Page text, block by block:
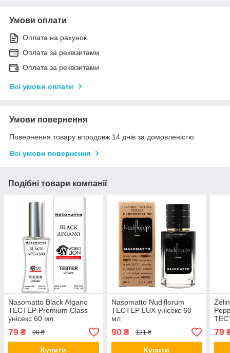
Умови оплати
Оплата на рахунок
Оплата за реквізитами
Оплата за реквізитами
Всі умови оплати
Умови повернення
Повернення товару впродовж 14 днів за домовленістю
Всі умови повернення
Подібні товари компанії
Nasomatto Black Afgano
TECТЕР Premium Class
унісекс 60 мл
79 ₴ 98 ₴
Купити
Nasomatto Nudiflorum
ТЕСТЕР LUX унісекс 60
мл
90₴ 121 ₴
Купити
79